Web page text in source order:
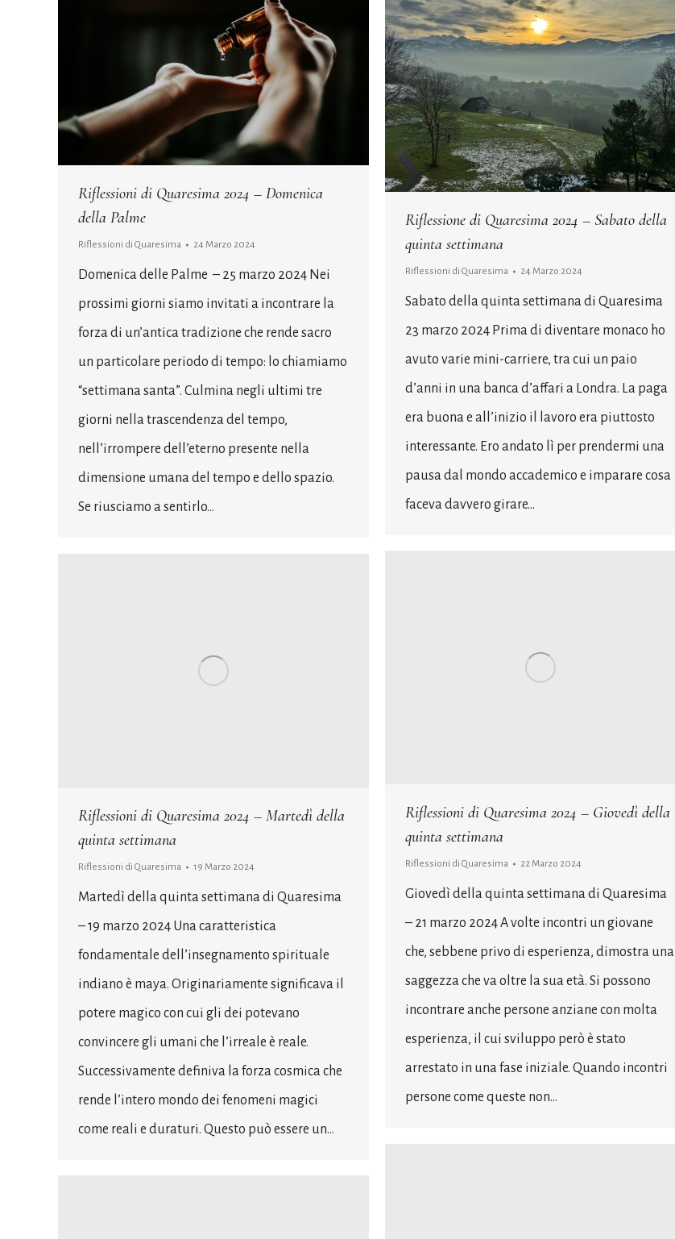
Riflessioni di Quaresima 2024 – Domenica
della Palme
Riflessioni di Quaresima 24 Marzo 2024
Domenica delle Palme – 25 marzo 2024 Nei
prossimi giorni siamo invitati a incontrare la
forza di un’antica tradizione che rende sacro
un particolare periodo di tempo: lo chiamiamo
“settimana santa”. Culmina negli ultimi tre
giorni nella trascendenza del tempo,
nell’irrompere dell’eterno presente nella
dimensione umana del tempo e dello spazio.
Se riusciamo a sentirlo…
Riflessione di Quaresima 2024 – Sabato della
quinta settimana
Riflessioni di Quaresima 24 Marzo 2024
Sabato della quinta settimana di Quaresima
23 marzo 2024 Prima di diventare monaco ho
avuto varie mini-carriere, tra cui un paio
d’anni in una banca d’affari a Londra. La paga
era buona e all’inizio il lavoro era piuttosto
interessante. Ero andato lì per prendermi una
pausa dal mondo accademico e imparare cosa
faceva davvero girare…
Riflessioni di Quaresima 2024 – Giovedì della
quinta settimana
Riflessioni di Quaresima 22 Marzo 2024
Giovedì della quinta settimana di Quaresima
– 21 marzo 2024 A volte incontri un giovane
che, sebbene privo di esperienza, dimostra una
saggezza che va oltre la sua età. Si possono
incontrare anche persone anziane con molta
esperienza, il cui sviluppo però è stato
arrestato in una fase iniziale. Quando incontri
persone come queste non…
Riflessioni di Quaresima 2024 – Martedì della
quinta settimana
Riflessioni di Quaresima 19 Marzo 2024
Martedì della quinta settimana di Quaresima
– 19 marzo 2024 Una caratteristica
fondamentale dell’insegnamento spirituale
indiano è maya. Originariamente significava il
potere magico con cui gli dei potevano
convincere gli umani che l’irreale è reale.
Successivamente definiva la forza cosmica che
rende l’intero mondo dei fenomeni magici
come reali e duraturi. Questo può essere un…